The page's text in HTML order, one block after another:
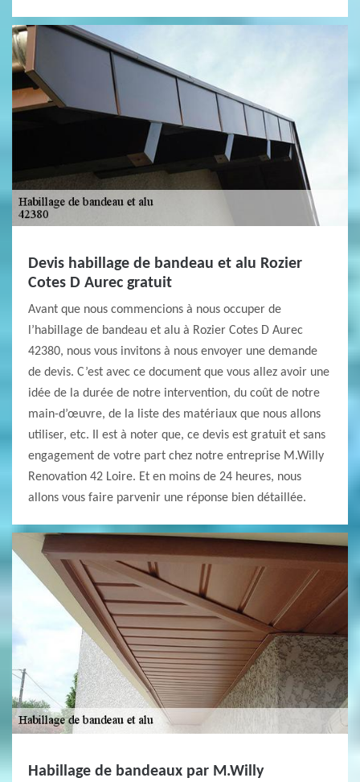
Devis habillage de bandeau et alu Rozier
Cotes D Aurec gratuit
Avant que nous commencions à nous occuper de
l’habillage de bandeau et alu à Rozier Cotes D Aurec
42380, nous vous invitons à nous envoyer une demande
de devis. C’est avec ce document que vous allez avoir une
idée de la durée de notre intervention, du coût de notre
main-d’œuvre, de la liste des matériaux que nous allons
utiliser, etc. Il est à noter que, ce devis est gratuit et sans
engagement de votre part chez notre entreprise M.Willy
Renovation 42 Loire. Et en moins de 24 heures, nous
allons vous faire parvenir une réponse bien détaillée.
Habillage de bandeaux par M.Willy